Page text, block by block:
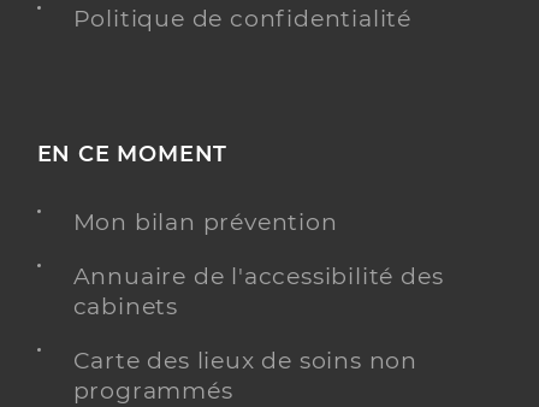
Politique de confidentialité
EN CE MOMENT
Mon bilan prévention
Annuaire de l'accessibilité des
cabinets
Carte des lieux de soins non
programmés